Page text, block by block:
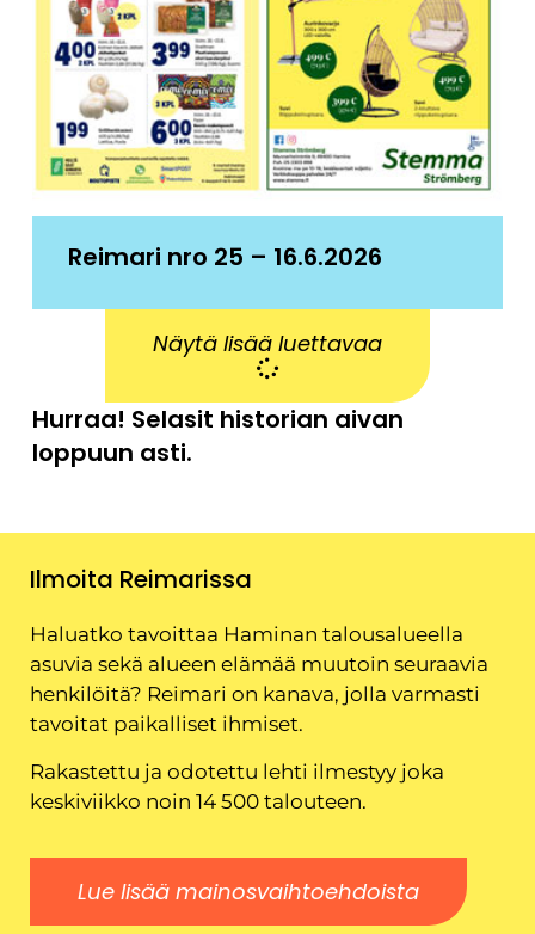
Reimari nro 25 – 16.6.2026
Näytä lisää luettavaa
Hurraa! Selasit historian aivan
loppuun asti.
Ilmoita Reimarissa
Haluatko tavoittaa Haminan talousalueella
asuvia sekä alueen elämää muutoin seuraavia
henkilöitä? Reimari on kanava, jolla varmasti
tavoitat paikalliset ihmiset.
Rakastettu ja odotettu lehti ilmestyy joka
keskiviikko noin 14 500 talouteen.
Lue lisää mainosvaihtoehdoista